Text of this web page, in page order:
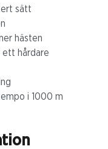
sätt
hästen
ett hårdare
i 1000 m